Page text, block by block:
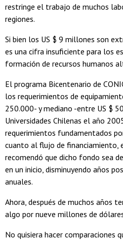
restringe el trabajo de muchos
regiones.
Si bien los US $ 9 millones son
es una cifra insuficiente para los
formación de recursos humanos
El programa Bicentenario de
los requerimientos de
250.000- y mediano -entre US $
Universidades Chilenas el año
requerimientos fundamentados
cuanto al flujo de financiamiento,
recomendó que dicho fondo sea
en un inicio, disminuyendo años
anuales.
Ahora, después de muchos años
algo por nueve millones de
No quisiera hacer comparaciones